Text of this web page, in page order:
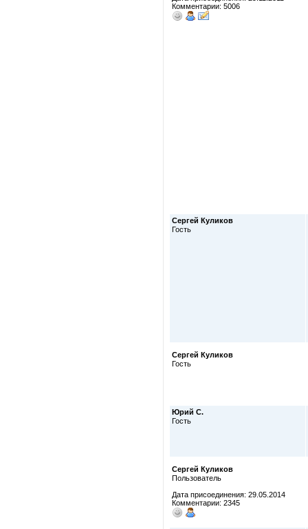
Комментарии: 5006
Сергей Куликов
Гость
Сергей Куликов
Гость
Юрий С.
Гость
Сергей Куликов
Пользователь
Дата присоединения: 29.05.2014
Комментарии: 2345